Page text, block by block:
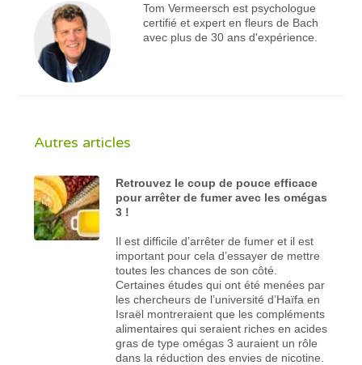
Tom Vermeersch est psychologue
certifié et expert en fleurs de Bach
avec plus de 30 ans d'expérience.
Autres articles
Retrouvez le coup de pouce efficace
pour arrêter de fumer avec les omégas
3 !
Il est difficile d’arrêter de fumer et il est
important pour cela d’essayer de mettre
toutes les chances de son côté.
Certaines études qui ont été menées par
les chercheurs de l’université d’Haïfa en
Israël montreraient que les compléments
alimentaires qui seraient riches en acides
gras de type omégas 3 auraient un rôle
dans la réduction des envies de nicotine.